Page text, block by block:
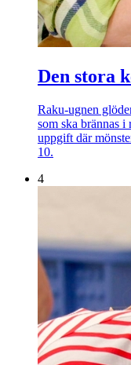
Den stora
Raku-ugnen
som ska brännas
uppgift där
10.
4